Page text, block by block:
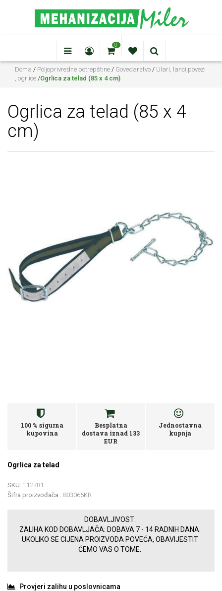
0
Doma / Poljoprivredne potrepštine / Govedarstvo / Ulari, lanci,povezi
, ogrlice /Ogrlica za telad (85 x 4 cm)
Ogrlica za telad (85 x 4
cm)
100 % sigurna
kupovina
Besplatna
dostava iznad 133
EUR
Jednostavna
kupnja
Ogrlica za telad
SKU: 112781
Šifra proizvođača : 803065KR
DOBAVLJIVOST:
ZALIHA KOD DOBAVLJAČA: DOBAVA 7 - 14 RADNIH DANA.
UKOLIKO SE CIJENA PROIZVODA POVEĆA, OBAVIJESTIT
ĆEMO VAS O TOME.
Provjeri zalihu u poslovnicama